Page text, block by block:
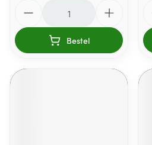
Bestel